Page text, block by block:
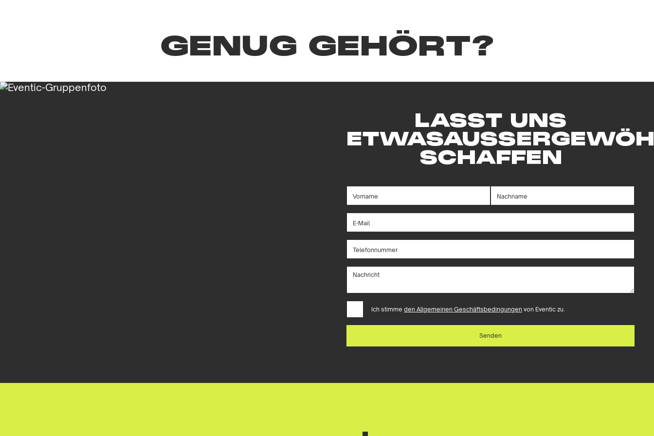
Entspannen Sie sich nach der Arbeit bei einem Drink in ungezwungener Atmosphäre – der perfekte
Ort, um sich zu erholen, Kontakte zu knüpfen und kleine Erfolge zu feiern.
Von Dachterrassenpartys bis hin zu immersiven Erlebnissen – unsere vierteljährlichen Veranstaltungen
sind darauf ausgelegt, das gesamte Team zusammenzubringen und unvergessliche Momente zu
GENUG GEHÖRT?
LASST UNS
ETWAS
SCHAFFEN
Ich stimme den Allgemeinen Geschäftsbedingungen von Eventic zu.